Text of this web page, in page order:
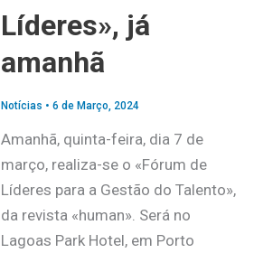
Líderes», já
amanhã
Notícias • 6 de Março, 2024
Amanhã, quinta-feira, dia 7 de
março, realiza-se o «Fórum de
Líderes para a Gestão do Talento»,
da revista «human». Será no
Lagoas Park Hotel, em Porto